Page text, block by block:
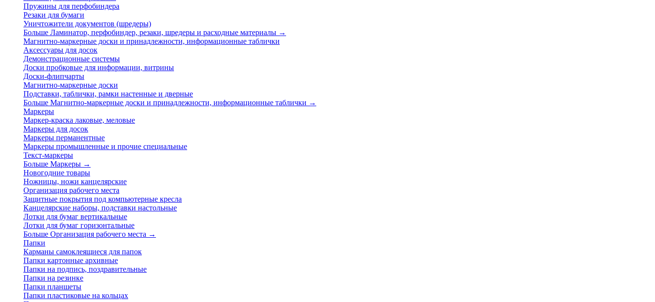
Пружины для перфобиндера
Резаки для бумаги
Уничтожители документов (шредеры)
Больше Ламинатор, перфобиндер, резаки, шредеры и расходные материалы →
Магнитно-маркерные доски и принадлежности, информационные таблички
Аксессуары для досок
Демонстрационные системы
Доски пробковые для информации, витрины
Доски-флипчарты
Магнитно-маркерные доски
Подставки, таблички, рамки настенные и дверные
Больше Магнитно-маркерные доски и принадлежности, информационные таблички →
Маркеры
Маркер-краска лаковые, меловые
Маркеры для досок
Маркеры перманентные
Маркеры промышленные и прочие специальные
Текст-маркеры
Больше Маркеры →
Новогодние товары
Ножницы, ножи канцелярские
Организация рабочего места
Защитные покрытия под компьютерные кресла
Канцелярские наборы, подставки настольные
Лотки для бумаг вертикальные
Лотки для бумаг горизонтальные
Больше Организация рабочего места →
Папки
Карманы самоклеящиеся для папок
Папки картонные архивные
Папки на подпись, поздравительные
Папки на резинке
Папки планшеты
Папки пластиковые на кольцах